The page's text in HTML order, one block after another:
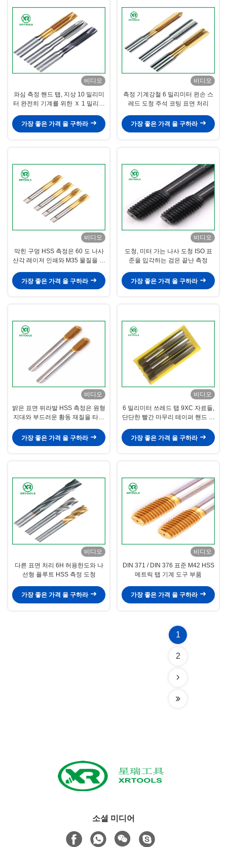
비디오
와심 측정 핸드 탭, 지상 10 밀리미
터 완전히 기계를 위한 Ｘ 1 밀리미
가장 좋은 가격 을 구하라
비디오
측정 기계강철 6 밀리미터 왼손 스
레드 도청 주석 코팅 표면 처리
가장 좋은 가격 을 구하라
비디오
막힌 구멍 HSS 측정은 60 도 나사
산각 레이저 인쇄와 M35 물질을 타
가장 좋은 가격 을 구하라
비디오
도청, 미터 가는 나사 도청 ISO 표
준을 입각하는 검은 끝난 측정
가장 좋은 가격 을 구하라
비디오
밝은 표면 뒤라발 HSS 측정은 원형
지대와 부드러운 황동 재질을 타진
가장 좋은 가격 을 구하라
비디오
6 밀리미터 쓰레드 탭 9XC 자료들,
단단한 빨간 마무리 테이퍼 핸드 탭
가장 좋은 가격 을 구하라
비디오
다른 표면 처리 6H 허용한도와 나
선형 플루트 HSS 측정 도청
가장 좋은 가격 을 구하라
비디오
DIN 371 / DIN 376 표준 M42 HSS
메트릭 탭 기계 도구 부품
가장 좋은 가격 을 구하라
1
2
소셜 미디어